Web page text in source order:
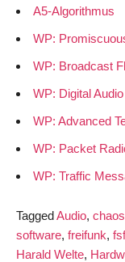
A5-Algorithmus
WP:
WP: Broadcast
WP: Digital
WP: Advanced
WP: Packet
WP: Traffic
TaggedAudio,
software, freifunk, fsf
Harald Welte,